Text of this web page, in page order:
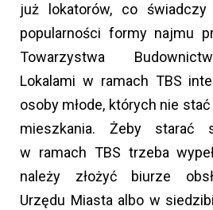
już lokatorów, co
popularności formy najmu
Towarzystwa
Lokalami w ramach TBS
osoby młode, których nie
mieszkania. Żeby starać
w ramach TBS trzeba
należy złożyć biurze
Urzędu Miasta albo w